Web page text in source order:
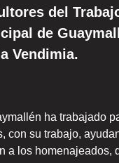
del
de
Vendimia.
ha trabajado
con su trabajo,
a los homenajeados,